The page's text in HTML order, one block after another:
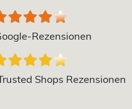
Rezensionen
Shops Rezensionen